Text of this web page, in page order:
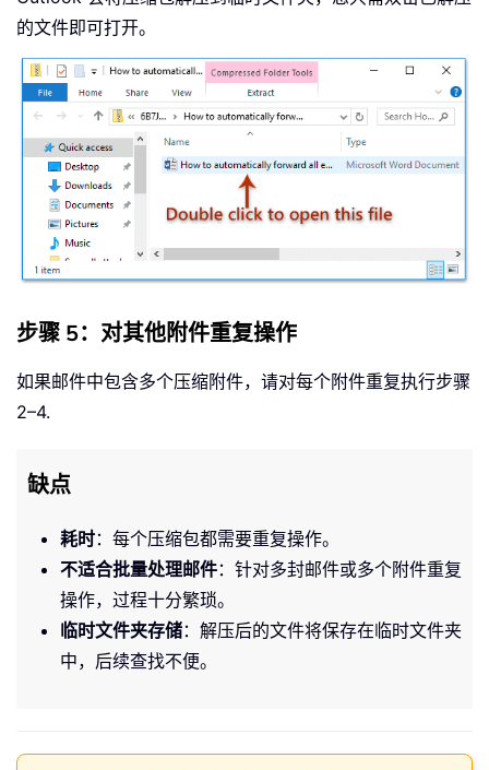
的文件即可打开。
步骤 5：对其他附件重复操作
如果邮件中包含多个压缩附件，请对每个附件重复执行步骤
2–4.
缺点
耗时：每个压缩包都需要重复操作。
不适合批量处理邮件：针对多封邮件或多个附件重复
操作，过程十分繁琐。
临时文件夹存储：解压后的文件将保存在临时文件夹
中，后续查找不便。